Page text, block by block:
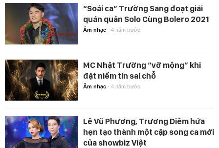
“Soái ca” Trường Sang đoạt giải
quán quân Solo Cùng Bolero 2021
Âm nhạc - 4 năm trước
MC Nhật Trường “vỡ mộng” khi
đặt niềm tin sai chỗ
Âm nhạc - 4 năm trước
Lê Vũ Phương, Trương Diễm hứa
hẹn tạo thành một cặp song ca mới
của showbiz Việt